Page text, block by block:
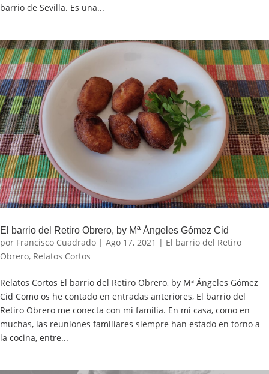
barrio de Sevilla. Es una...
El barrio del Retiro Obrero, by Mª Ángeles Gómez Cid
por Francisco Cuadrado | Ago 17, 2021 | El barrio del Retiro
Obrero, Relatos Cortos
Relatos Cortos El barrio del Retiro Obrero, by Mª Ángeles Gómez
Cid Como os he contado en entradas anteriores, El barrio del
Retiro Obrero me conecta con mi familia. En mi casa, como en
muchas, las reuniones familiares siempre han estado en torno a
la cocina, entre...